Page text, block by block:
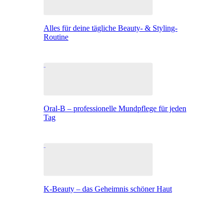
Alles für deine tägliche Beauty- & Styling-
Routine
Oral-B – professionelle Mundpflege für jeden
Tag
K-Beauty – das Geheimnis schöner Haut